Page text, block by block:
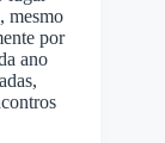
mesmo
por
ano